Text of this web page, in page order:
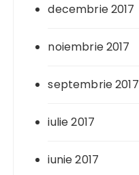
decembrie 2017
noiembrie 2017
septembrie 2017
iulie 2017
iunie 2017